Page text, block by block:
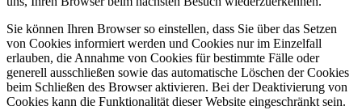
Sie können Ihren Browser so einstellen, dass Sie über das Setzen
von Cookies informiert werden und Cookies nur im Einzelfall
erlauben, die Annahme von Cookies für bestimmte Fälle oder
generell ausschließen sowie das automatische Löschen der Cookies
beim Schließen des Browser aktivieren. Bei der Deaktivierung von
Cookies kann die Funktionalität dieser Website eingeschränkt sein.